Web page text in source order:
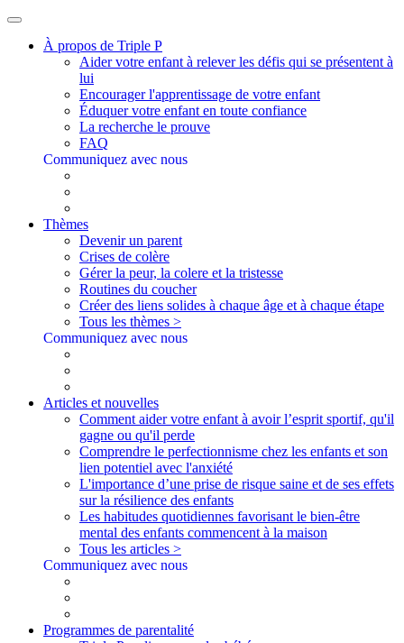
À propos de Triple P
Aider votre enfant à relever les défis qui se présentent à
lui
Encourager l'apprentissage de votre enfant
Éduquer votre enfant en toute confiance
La recherche le prouve
FAQ
Communiquez avec nous
Thèmes
Devenir un parent
Crises de colère
Gérer la peur, la colere et la tristesse
Routines du coucher
Créer des liens solides à chaque âge et à chaque étape
Tous les thèmes >
Communiquez avec nous
Articles et nouvelles
Comment aider votre enfant à avoir l’esprit sportif, qu'il
gagne ou qu'il perde
Comprendre le perfectionnisme chez les enfants et son
lien potentiel avec l'anxiété
L'importance d’une prise de risque saine et de ses effets
sur la résilience des enfants
Les habitudes quotidiennes favorisant le bien-être
mental des enfants commencent à la maison
Tous les articles >
Communiquez avec nous
Programmes de parentalité